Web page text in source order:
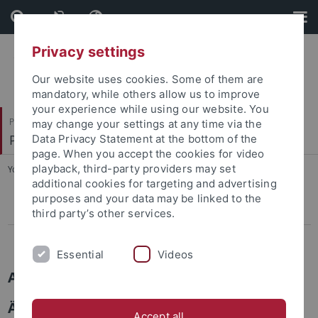
Skip
to
content
Skip
to
footer
Philosophische Fakultät
Prof. Dr. Dorothee Kimmich
You are here: Startseite ... Abgeschlossene Projekte
Laufende Projekte
Abgeschlossene Projekte
Ähnlichkeit als kulturtheoretisches
Privacy settings
Our website uses cookies. Some of them are
mandatory, while others allow us to improve
your experience while using our website. You
may change your settings at any time via the
Data Privacy Statement at the bottom of the
page. When you accept the cookies for video
playback, third-party providers may set
additional cookies for targeting and advertising
purposes and your data may be linked to the
third party’s other services.
Essential Videos